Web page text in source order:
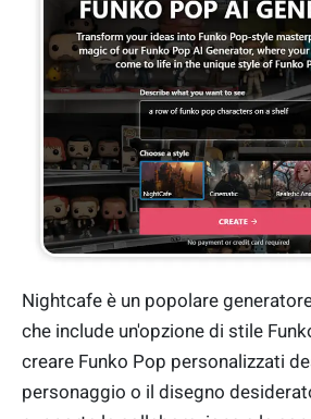
Nightcafe è un popolare
che include un'opzione di stile
creare Funko Pop personalizzati
personaggio o il disegno